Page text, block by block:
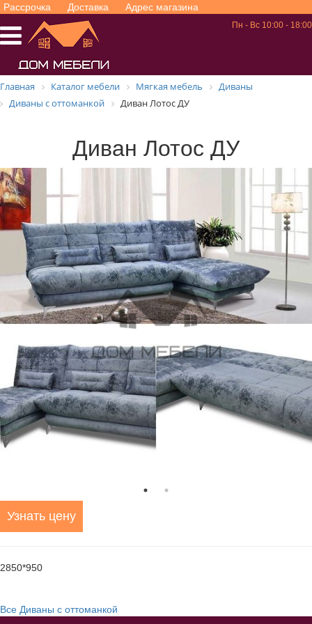
Рассрочка Доставка Адрес магазина
Пн - Вс 10:00 - 18:00
Главная Каталог мебели Мягкая мебель
Диваны
Диваны с оттоманкой
Диван Лотос ДУ
Диван Лотос ДУ
Узнать цену
2850*950
Все Диваны с оттоманкой